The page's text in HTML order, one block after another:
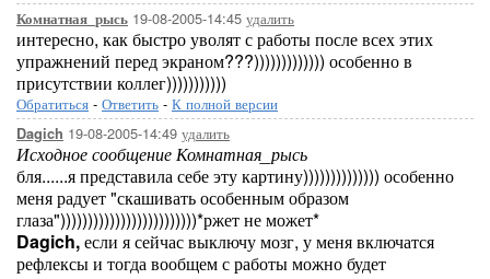
Комнатная_рысь 19-08-2005-14:45 удалить
интересно, как быстро уволят с работы после всех этих
упражнений перед экраном???))))))))))))) особенно в
присутствии коллег)))))))))))
Обратиться - Ответить - К полной версии
Dagich 19-08-2005-14:49 удалить
Исходное сообщение Комнатная_рысь
бля......я представила себе эту картину)))))))))))))) особенно
меня радует "скашивать особенным образом
глаза")))))))))))))))))))))))))*ржет не может*
Dagich,если я сейчас выключу мозг, у меня включатся
рефлексы и тогда вообщем с работы можно будет